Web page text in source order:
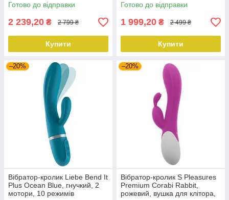
режимів
Готово до відправки
2 239,20 ₴ 2 799 ₴
Купити
Готово до відправки
1 999,20 ₴ 2 499 ₴
Купити
–20%
Вібратор-кролик Liebe Bend It
Plus Ocean Blue, гнучкий, 2
мотори, 10 режимів
–20%
Вібратор-кролик S Pleasures
Premium Corabi Rabbit,
рожевий, вушка для клітора,